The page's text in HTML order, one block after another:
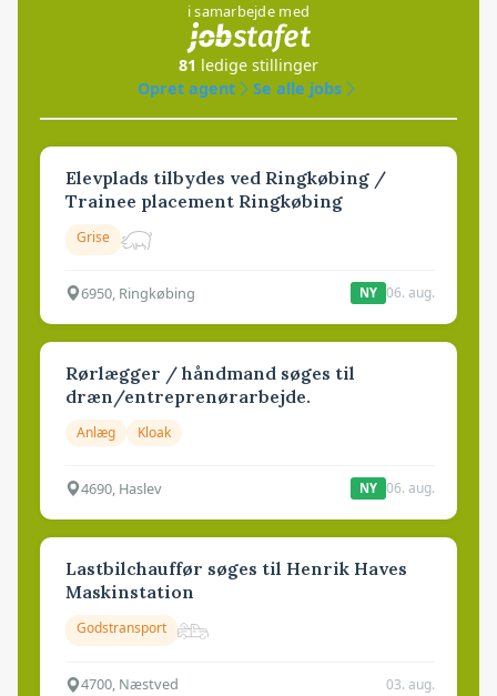
i samarbejde med
81 ledige stillinger
Opret agent
Se alle jobs
Elevplads tilbydes ved Ringkøbing /
Trainee placement Ringkøbing
Grise
6950, Ringkøbing NY 06. aug.
Rørlægger / håndmand søges til
dræn/entreprenørarbejde.
Anlæg Kloak
4690, Haslev NY 06. aug.
Lastbilchauffør søges til Henrik Haves
Maskinstation
Godstransport
4700, Næstved 03. aug.